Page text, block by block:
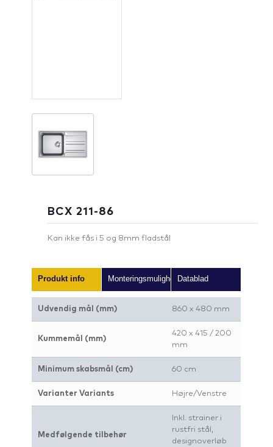
BCX 211-86
Kan ikke fås i 5 og 8mm fladstål
Produkt info MonteringsmulighederDatablad
Udvendig mål (mm) 860 x 480 mm
Kummemål (mm)
420 x 415 / 200
mm
Minimum skabsmål (cm) 60 cm
Varianter Variants Højre/Venstre
Medfølgende tilbehør
Inkl. strainer i
rustfri stål,
designoverløb